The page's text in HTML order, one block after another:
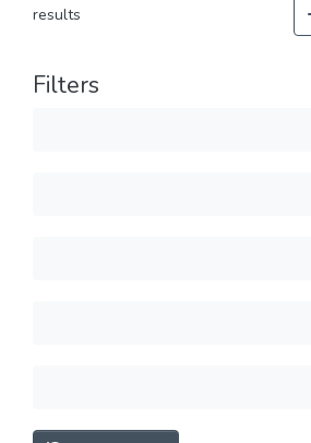
results
Filters